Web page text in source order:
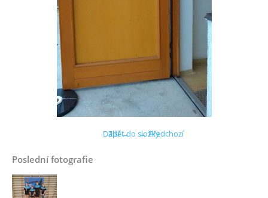
← Předchozí
Další →
Zpět do složky
Poslední fotografie